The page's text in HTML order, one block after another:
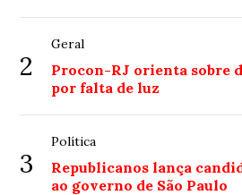
2
Geral
Procon-RJ orienta sobre
por falta de luz
3
Política
Republicanos lança
ao governo de São Paulo